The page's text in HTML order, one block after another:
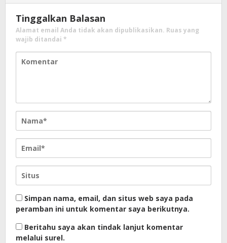
Tinggalkan Balasan
Alamat email Anda tidak akan dipublikasikan. Ruas yang
wajib ditandai *
Simpan nama, email, dan situs web saya pada
peramban ini untuk komentar saya berikutnya.
Beritahu saya akan tindak lanjut komentar
melalui surel.